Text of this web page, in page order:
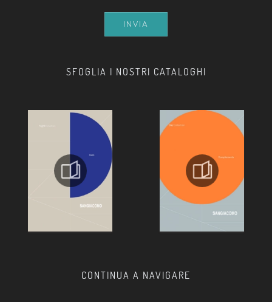
SFOGLIA I NOSTRI CATALOGHI
CONTINUA A NAVIGARE
INVIA